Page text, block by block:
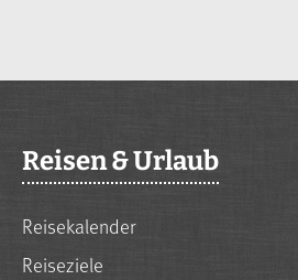
Reisen & Urlaub
Reisekalender
Reiseziele